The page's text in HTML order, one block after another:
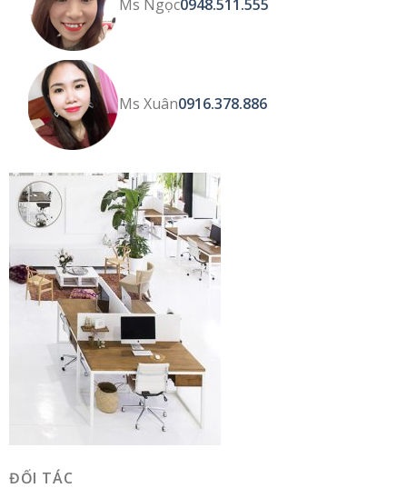
Ms Ngọc0948.511.555
Ms Xuân0916.378.886
ĐỐI TÁC